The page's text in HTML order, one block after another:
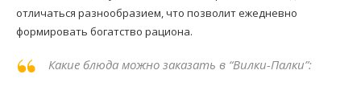
отличаться разнообразием, что позволит ежедневно
формировать богатство рациона.
Какие блюда можно заказать в “Вилки-Палки”: